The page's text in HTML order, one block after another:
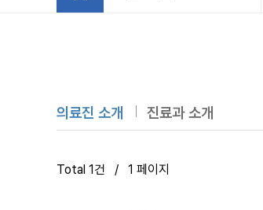
의료진 소개 진료과 소개
Total 1건 / 1 페이지